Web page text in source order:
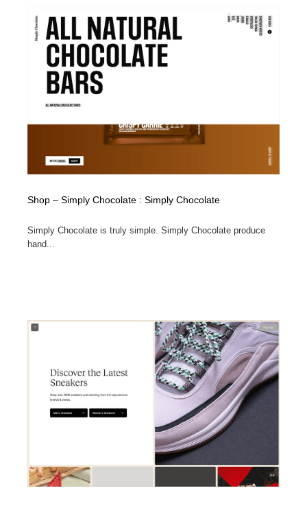
Shop – Simply Chocolate : Simply Chocolate
Simply Chocolate is truly simple. Simply Chocolate produce
hand...